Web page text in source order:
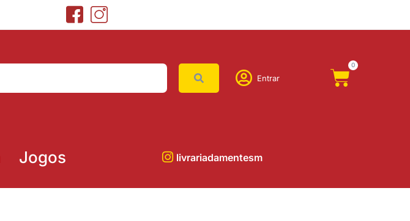
Entrar
0
Jogos livrariadamentesm